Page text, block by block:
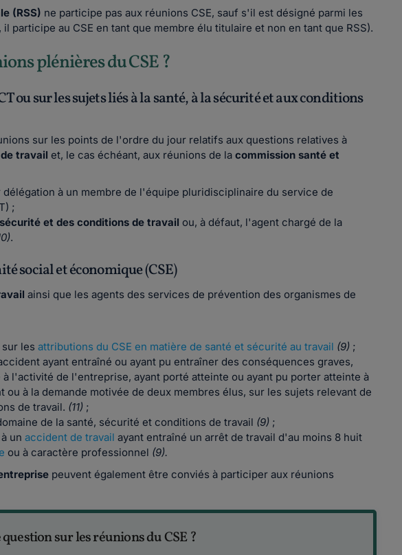
(RSS) ne participe pas aux réunions CSE, sauf s'il est désigné parmi les
participe au CSE en tant que membre élu titulaire et non en tant que RSS).
plénières du CSE ?
ou sur les sujets liés à la santé, à la sécurité et aux conditions
sur les points de l'ordre du jour relatifs aux questions relatives à
travail et, le cas échéant, aux réunions de la commission santé et
délégation à un membre de l'équipe pluridisciplinaire du service de
;
et des conditions de travail ou, à défaut, l'agent chargé de la
.
social et économique (CSE)
ainsi que les agents des services de prévention des organismes de
sur lesattributions du CSE en matière de santé et sécurité au travail (9) ;
ayant entraîné ou ayant pu entraîner des conséquences graves,
l'activité de l'entreprise, ayant porté atteinte ou ayant pu porter atteinte à
à la demande motivée de deux membres élus, sur les sujets relevant de
de travail. (11) ;
de la santé, sécurité et conditions de travail (9) ;
à unaccident de travail ayant entraîné un arrêt de travail d'au moins 8 huit
ou à caractère professionnel (9).
peuvent également être conviés à participer aux réunions
sur les réunions du CSE ?